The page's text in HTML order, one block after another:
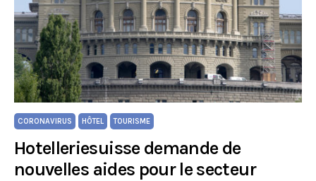
CORONAVIRUS HÔTEL TOURISME
Hotelleriesuisse demande de
nouvelles aides pour le secteur